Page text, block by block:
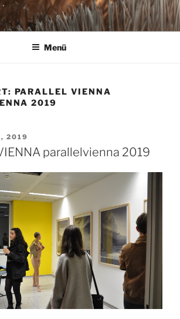
Menü
PARALLEL VIENNA
2019
2019
parallelvienna 2019